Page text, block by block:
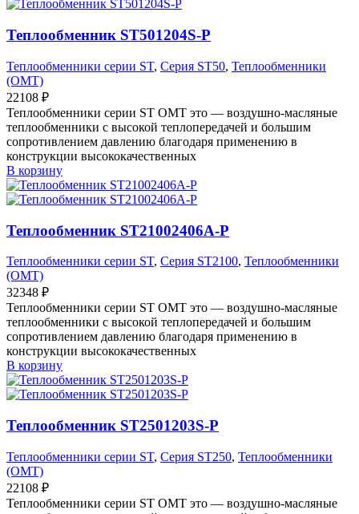
Теплообменник ST501204S-P
Теплообменники серии ST, Серия ST50, Теплообменники
(OMT)
22108 ₽
Теплообменники серии ST OMT это — воздушно-масляные
теплообменники с высокой теплопередачей и большим
сопротивлением давлению благодаря применению в
конструкции высококачественных
В корзину
Теплообменник ST21002406A-P
Теплообменники серии ST, Серия ST2100, Теплообменники
(OMT)
32348 ₽
Теплообменники серии ST OMT это — воздушно-масляные
теплообменники с высокой теплопередачей и большим
сопротивлением давлению благодаря применению в
конструкции высококачественных
В корзину
Теплообменник ST2501203S-P
Теплообменники серии ST, Серия ST250, Теплообменники
(OMT)
22108 ₽
Теплообменники серии ST OMT это — воздушно-масляные